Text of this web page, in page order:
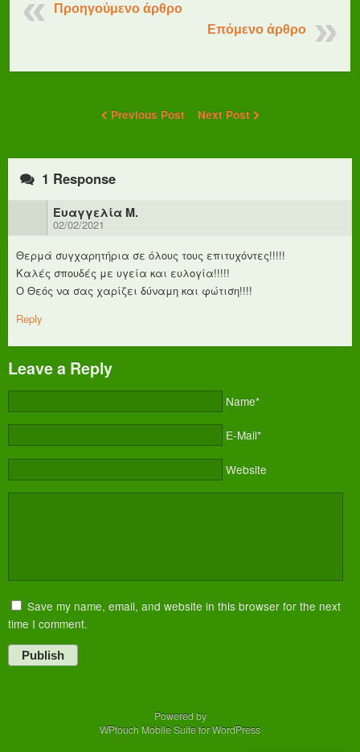
Προηγούμενο άρθρο
Επόμενο άρθρο
Previous Post Next Post
1 Response
Ευαγγελία Μ.
02/02/2021
Θερμά συγχαρητήρια σε όλους τους επιτυχόντες!!!!!
Καλές σπουδές με υγεία και ευλογία!!!!!
Ο Θεός να σας χαρίζει δύναμη και φώτιση!!!!
Reply
Leave a Reply
Name*
E-Mail*
Website
Save my name, email, and website in this browser for the next
time I comment.
Publish
Powered by
WPtouch Mobile Suite for WordPress